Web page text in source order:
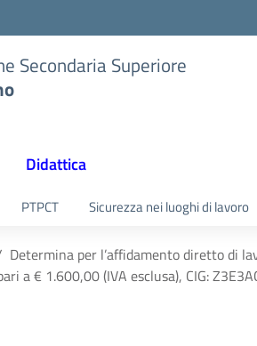
Secondaria Superiore
Didattica
PTPCT Sicurezza nei luoghi di lavoro
Determina per l’affidamento diretto di
a € 1.600,00 (IVA esclusa), CIG: